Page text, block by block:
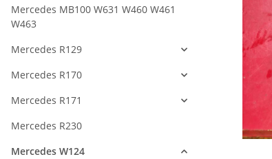
Mercedes MB100 W631 W460 W461
W463
Mercedes R129
Mercedes R170
Mercedes R171
Mercedes R230
Mercedes W124